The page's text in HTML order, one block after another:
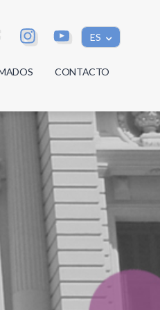
ES
CONTACTO